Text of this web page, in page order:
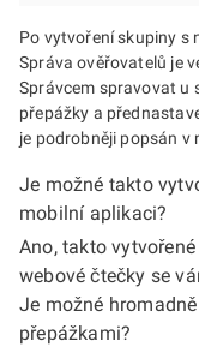
Po vytvoření skupiny s
Správa ověřovatelů je
Správcem spravovat u
přepážky a
je podrobněji popsán v
Je možné takto
mobilní aplikaci?
Ano, takto
webové čtečky se
Je možné
přepážkami?